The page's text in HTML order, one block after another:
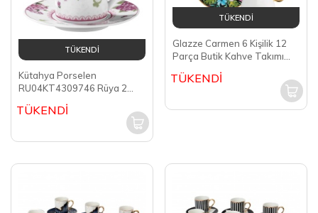
TÜKENDİ
Kütahya Porselen
RU04KT4309746 Rüya 2
Takımı
TÜKENDİ
TÜKENDİ
Glazze Carmen 6 Kişilik 12
Parça Butik Kahve Takımı
TÜKENDİ